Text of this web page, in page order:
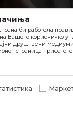
би работела
Вашето корисничко
друштвени
страница прифатете